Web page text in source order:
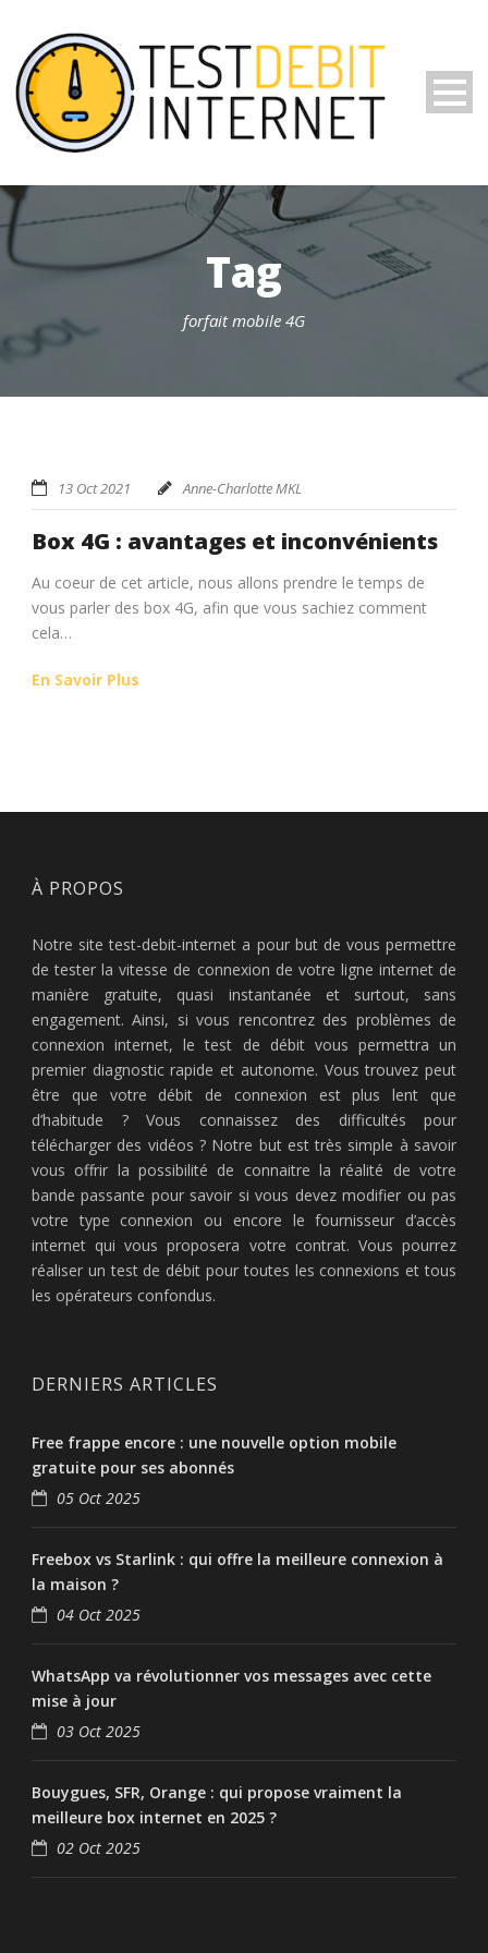
Tag
forfait mobile 4G
13 Oct 2021 Anne-Charlotte MKL
Box 4G : avantages et inconvénients
Au coeur de cet article, nous allons prendre le temps de
vous parler des box 4G, afin que vous sachiez comment
cela…
En Savoir Plus
À PROPOS
Notre site test-debit-internet a pour but de vous permettre
de tester la vitesse de connexion de votre ligne internet de
manière gratuite, quasi instantanée et surtout, sans
engagement. Ainsi, si vous rencontrez des problèmes de
connexion internet, le test de débit vous permettra un
premier diagnostic rapide et autonome. Vous trouvez peut
être que votre débit de connexion est plus lent que
d’habitude ? Vous connaissez des difficultés pour
télécharger des vidéos ? Notre but est très simple à savoir
vous offrir la possibilité de connaitre la réalité de votre
bande passante pour savoir si vous devez modifier ou pas
votre type connexion ou encore le fournisseur d’accès
internet qui vous proposera votre contrat. Vous pourrez
réaliser un test de débit pour toutes les connexions et tous
les opérateurs confondus.
DERNIERS ARTICLES
Free frappe encore : une nouvelle option mobile
gratuite pour ses abonnés
05 Oct 2025
Freebox vs Starlink : qui offre la meilleure connexion à
la maison ?
04 Oct 2025
WhatsApp va révolutionner vos messages avec cette
mise à jour
03 Oct 2025
Bouygues, SFR, Orange : qui propose vraiment la
meilleure box internet en 2025 ?
02 Oct 2025